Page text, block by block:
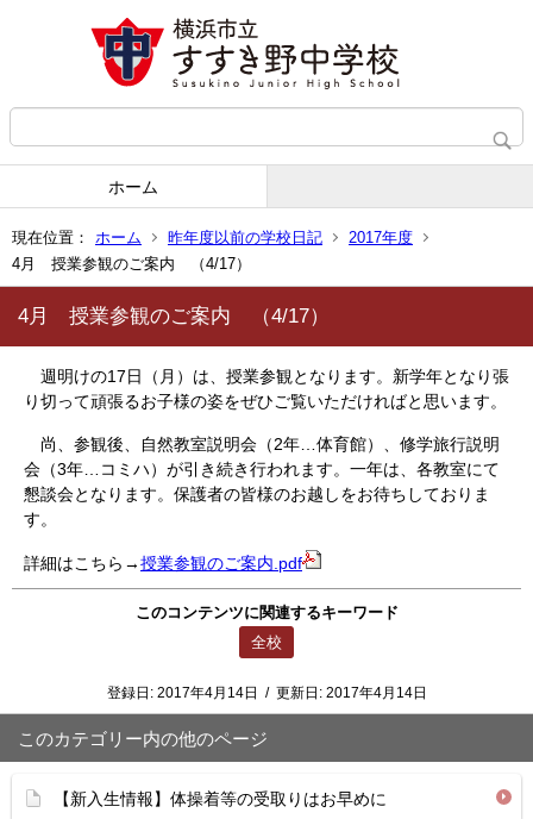
ホーム
現在位置： ホーム 昨年度以前の学校日記
2017年度
4月 授業参観のご案内 （4/17）
4月 授業参観のご案内 （4/17）
週明けの17日（月）は、授業参観となります。新学年となり張
り切って頑張るお子様の姿をぜひご覧いただければと思います。
尚、参観後、自然教室説明会（2年…体育館）、修学旅行説明
会（3年…コミハ）が引き続き行われます。一年は、各教室にて
懇談会となります。保護者の皆様のお越しをお待ちしておりま
す。
詳細はこちら→授業参観のご案内.pdf
このコンテンツに関連するキーワード
全校
登録日: 2017年4月14日 / 更新日: 2017年4月14日
このカテゴリー内の他のページ
【新入生情報】体操着等の受取りはお早めに